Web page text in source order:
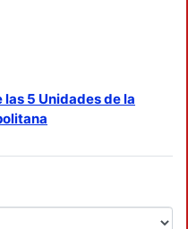
5 Unidades de la